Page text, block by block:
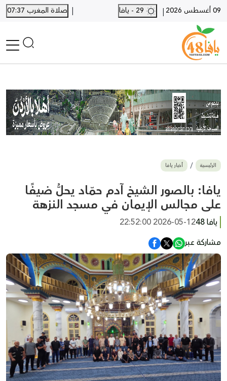
09 أغسطس 2026 |
| صلاة المغرب 07:37
أخبار محلية
أخبار يافا
SHORTS
أخبار اللد والرملة
بيع وشراء
أخبار القدس
وفيات
المزيد
ارسل خبر
الرئيسية أخبار يافا
يافا: بالصور الشيخ آدم حمّاد يحلُّ ضيفًا
على مجالس الإيمان في مسجد النزهة
يافا 48
2026-05-12 22:52:00
مشاركة عبر